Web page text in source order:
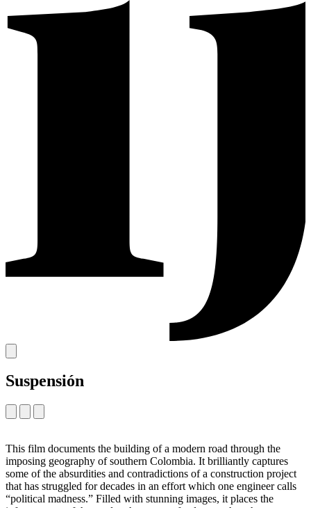
Suspensión
This film documents the building of a modern road through the
imposing geography of southern Colombia. It brilliantly captures
some of the absurdities and contradictions of a construction project
that has struggled for decades in an effort which one engineer calls
“political madness.” Filled with stunning images, it places the